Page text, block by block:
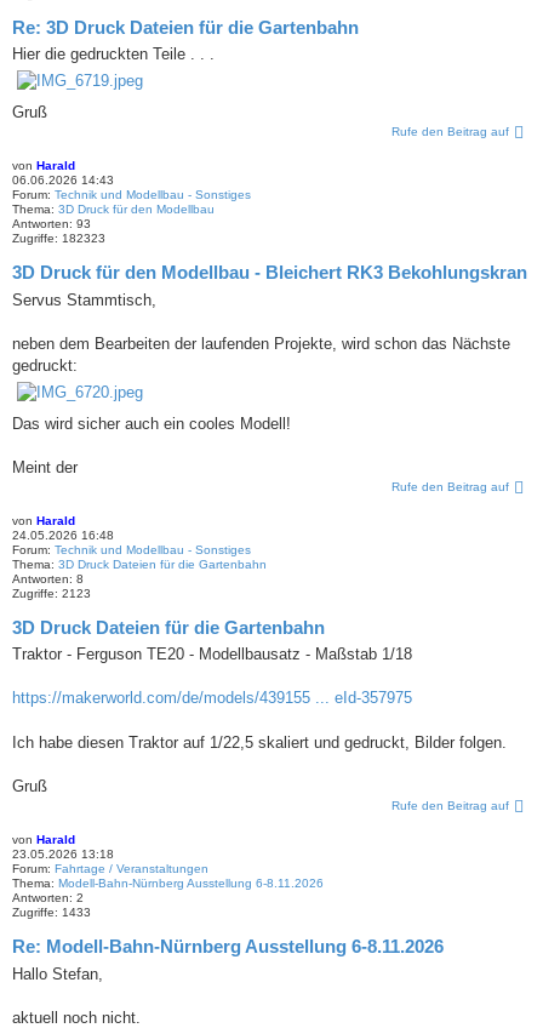
Re: 3D Druck Dateien für die Gartenbahn
Hier die gedruckten Teile . . .
Gruß
Rufe den Beitrag auf
von Harald
06.06.2026 14:43
Forum: Technik und Modellbau - Sonstiges
Thema: 3D Druck für den Modellbau
Antworten: 93
Zugriffe: 182323
3D Druck für den Modellbau - Bleichert RK3 Bekohlungskran
Servus Stammtisch,
neben dem Bearbeiten der laufenden Projekte, wird schon das Nächste
gedruckt:
Das wird sicher auch ein cooles Modell!
Meint der
Rufe den Beitrag auf
von Harald
24.05.2026 16:48
Forum: Technik und Modellbau - Sonstiges
Thema: 3D Druck Dateien für die Gartenbahn
Antworten: 8
Zugriffe: 2123
3D Druck Dateien für die Gartenbahn
Traktor - Ferguson TE20 - Modellbausatz - Maßstab 1/18
https://makerworld.com/de/models/439155 ... eId-357975
Ich habe diesen Traktor auf 1/22,5 skaliert und gedruckt, Bilder folgen.
Gruß
Rufe den Beitrag auf
von Harald
23.05.2026 13:18
Forum: Fahrtage / Veranstaltungen
Thema: Modell-Bahn-Nürnberg Ausstellung 6-8.11.2026
Antworten: 2
Zugriffe: 1433
Re: Modell-Bahn-Nürnberg Ausstellung 6-8.11.2026
Hallo Stefan,
aktuell noch nicht.